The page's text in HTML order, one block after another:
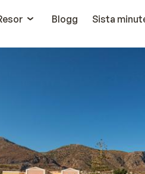
Blogg Sista